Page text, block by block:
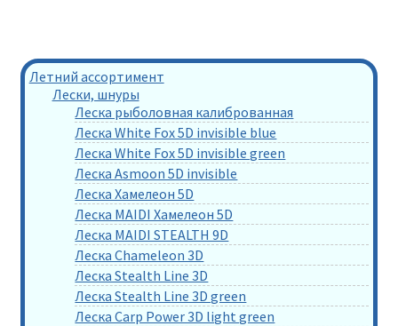
Летний ассортимент
Лески, шнуры
Леска рыболовная калиброванная
Леска White Fox 5D invisible blue
Леска White Fox 5D invisible green
Леска Asmoon 5D invisible
Леска Хамелеон 5D
Леска MAIDI Хамелеон 5D
Леска MAIDI STEALTH 9D
Леска Chameleon 3D
Леска Stealth Line 3D
Леска Stealth Line 3D green
Леска Carp Power 3D light green